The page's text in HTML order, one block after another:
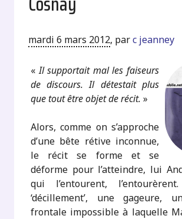
mardi 6 mars 2012, parc jeanney
«Il supportait mal les faiseurs
de discours. Il détestait plus
que tout être objet de récit. »
Alors, comme on s’approche
d’une bête rétive inconnue,
le récit se forme et se
déforme pour l’atteindre, lui
qui l’entourent,
‘décillement’, une gageure,
frontale impossible à laquelle